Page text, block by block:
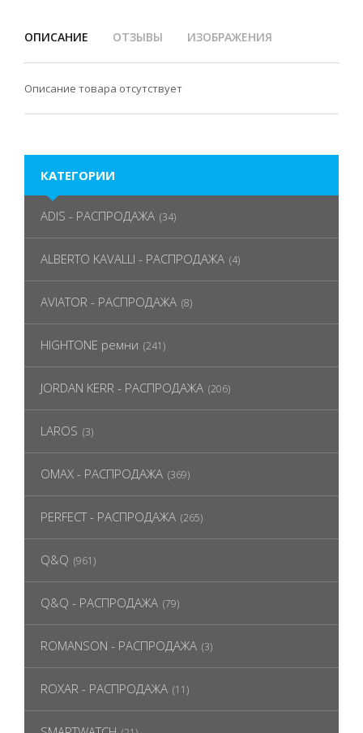
ОПИСАНИЕ ОТЗЫВЫ ИЗОБРАЖЕНИЯ
Описание товара отсутствует
КАТЕГОРИИ
ADIS - РАСПРОДАЖА (34)
ALBERTO KAVALLI - РАСПРОДАЖА (4)
AVIATOR - РАСПРОДАЖА (8)
HIGHTONE ремни (241)
JORDAN KERR - РАСПРОДАЖА (206)
LAROS (3)
OMAX - РАСПРОДАЖА (369)
PERFECT - РАСПРОДАЖА (265)
Q&Q (961)
Q&Q - РАСПРОДАЖА (79)
ROMANSON - РАСПРОДАЖА (3)
ROXAR - РАСПРОДАЖА (11)